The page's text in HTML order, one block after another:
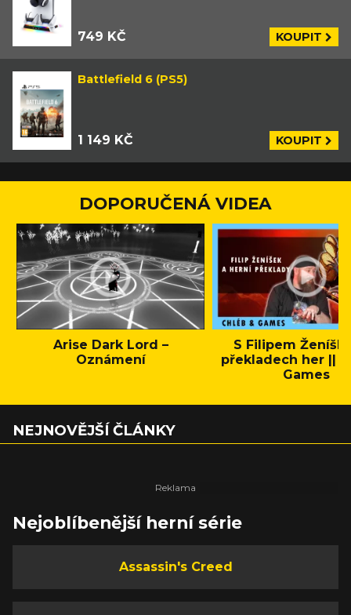
749 KČ KOUPIT
Battlefield 6 (PS5)
1 149 KČ KOUPIT
DOPORUČENÁ VIDEA
Arise Dark Lord –
Oznámení
S Filipem
překladech her ||
Games
NEJNOVĚJŠÍ ČLÁNKY
Nejoblíbenější herní série
Assassin's Creed